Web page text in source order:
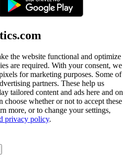
the website functional and optimize
are required. With your consent, we
for marketing purposes. Some of
partners. These help us
tailored content and ads here and on
choose whether or not to accept these
more, or to change your settings,
privacy policy.